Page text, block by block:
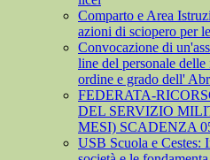
Comparto e Area
azioni di sciopero per
Convocazione di
line del personale
ordine e grado dell'
FEDERATA-
DEL SERVIZIO
MESI) SCADENZA
USB Scuola e Cestes: